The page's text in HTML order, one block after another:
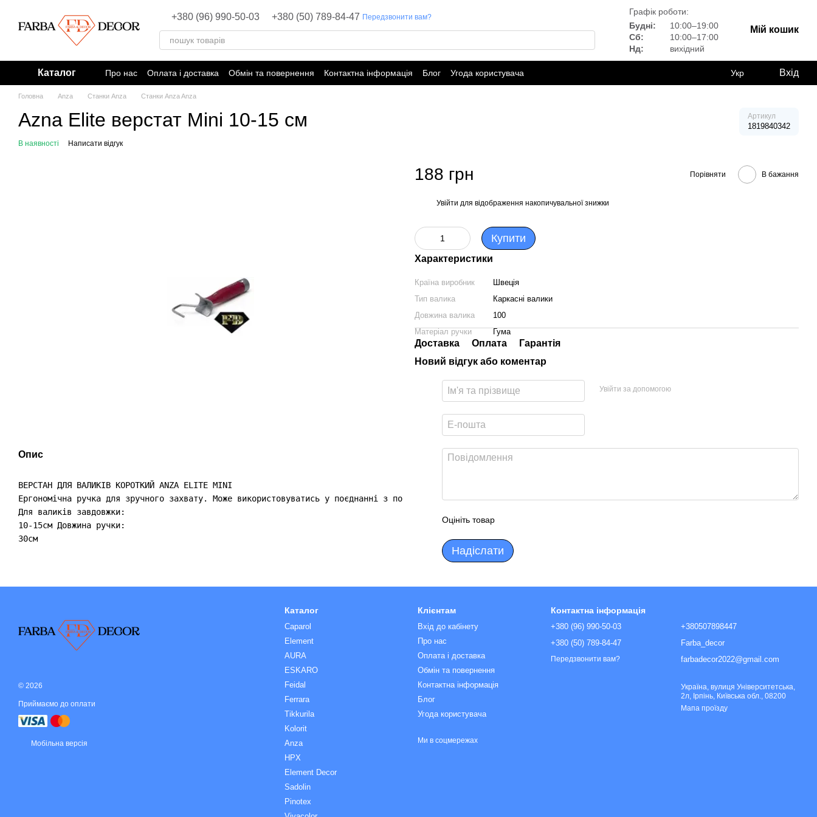
+380 (96) 990-50-03 +380 (50) 789-84-47 Передзвонити вам?
Графік роботи:
Будні:
10:00–19:00
Сб:
10:00–17:00
Нд:
вихідний
Мій кошик
Каталог Про нас Оплата і доставка Обмін та повернення Контактна інформація Блог Угода користувача Укр Вхід
Головна Anza Станки Anza Станки Anza Anza
Azna Elite верстат Mini 10-15 см Артикул
1819840342
В наявності Написати відгук
Опис
ВЕРСТАН ДЛЯ ВАЛИКІВ КОРОТКИЙ ANZA ELITE MINI
Ергономічна ручка для зручного захвату. Може використовуватись у поєднанні з подовжувачами Anza.
Для валиків завдовжки:
10-15см Довжина ручки:
30см
188 грн Порівняти В бажання
Увійти для відображення накопичувальної знижки
Купити
Характеристики
Країна виробник
Швеція
Тип валика
Каркасні валики
Довжина валика
100
Матеріал ручки
Гума
Доставка Оплата
Гарантія
Новий відгук або коментар
Увійти за допомогою
Оцініть товар
Надіслати
© 2026
Приймаємо до оплати
Мобільна версія
Каталог
Caparol
Element
AURA
ESKARO
Feidal
Ferrara
Tikkurila
Kolorit
Anza
HPX
Element Decor
Sadolin
Pinotex
Клієнтам
Вхід до кабінету
Про нас
Оплата і доставка
Обмін та повернення
Контактна інформація
Блог
Угода користувача
Ми в соцмережах
Контактна інформація
+380 (96) 990-50-03
+380 (50) 789-84-47
Передзвонити вам?
+380507898447
Farba_decor
farbadecor2022@gmail.com
Україна, вулиця Університетська,
2л, Ірпінь, Київська обл., 08200
Мапа проїзду